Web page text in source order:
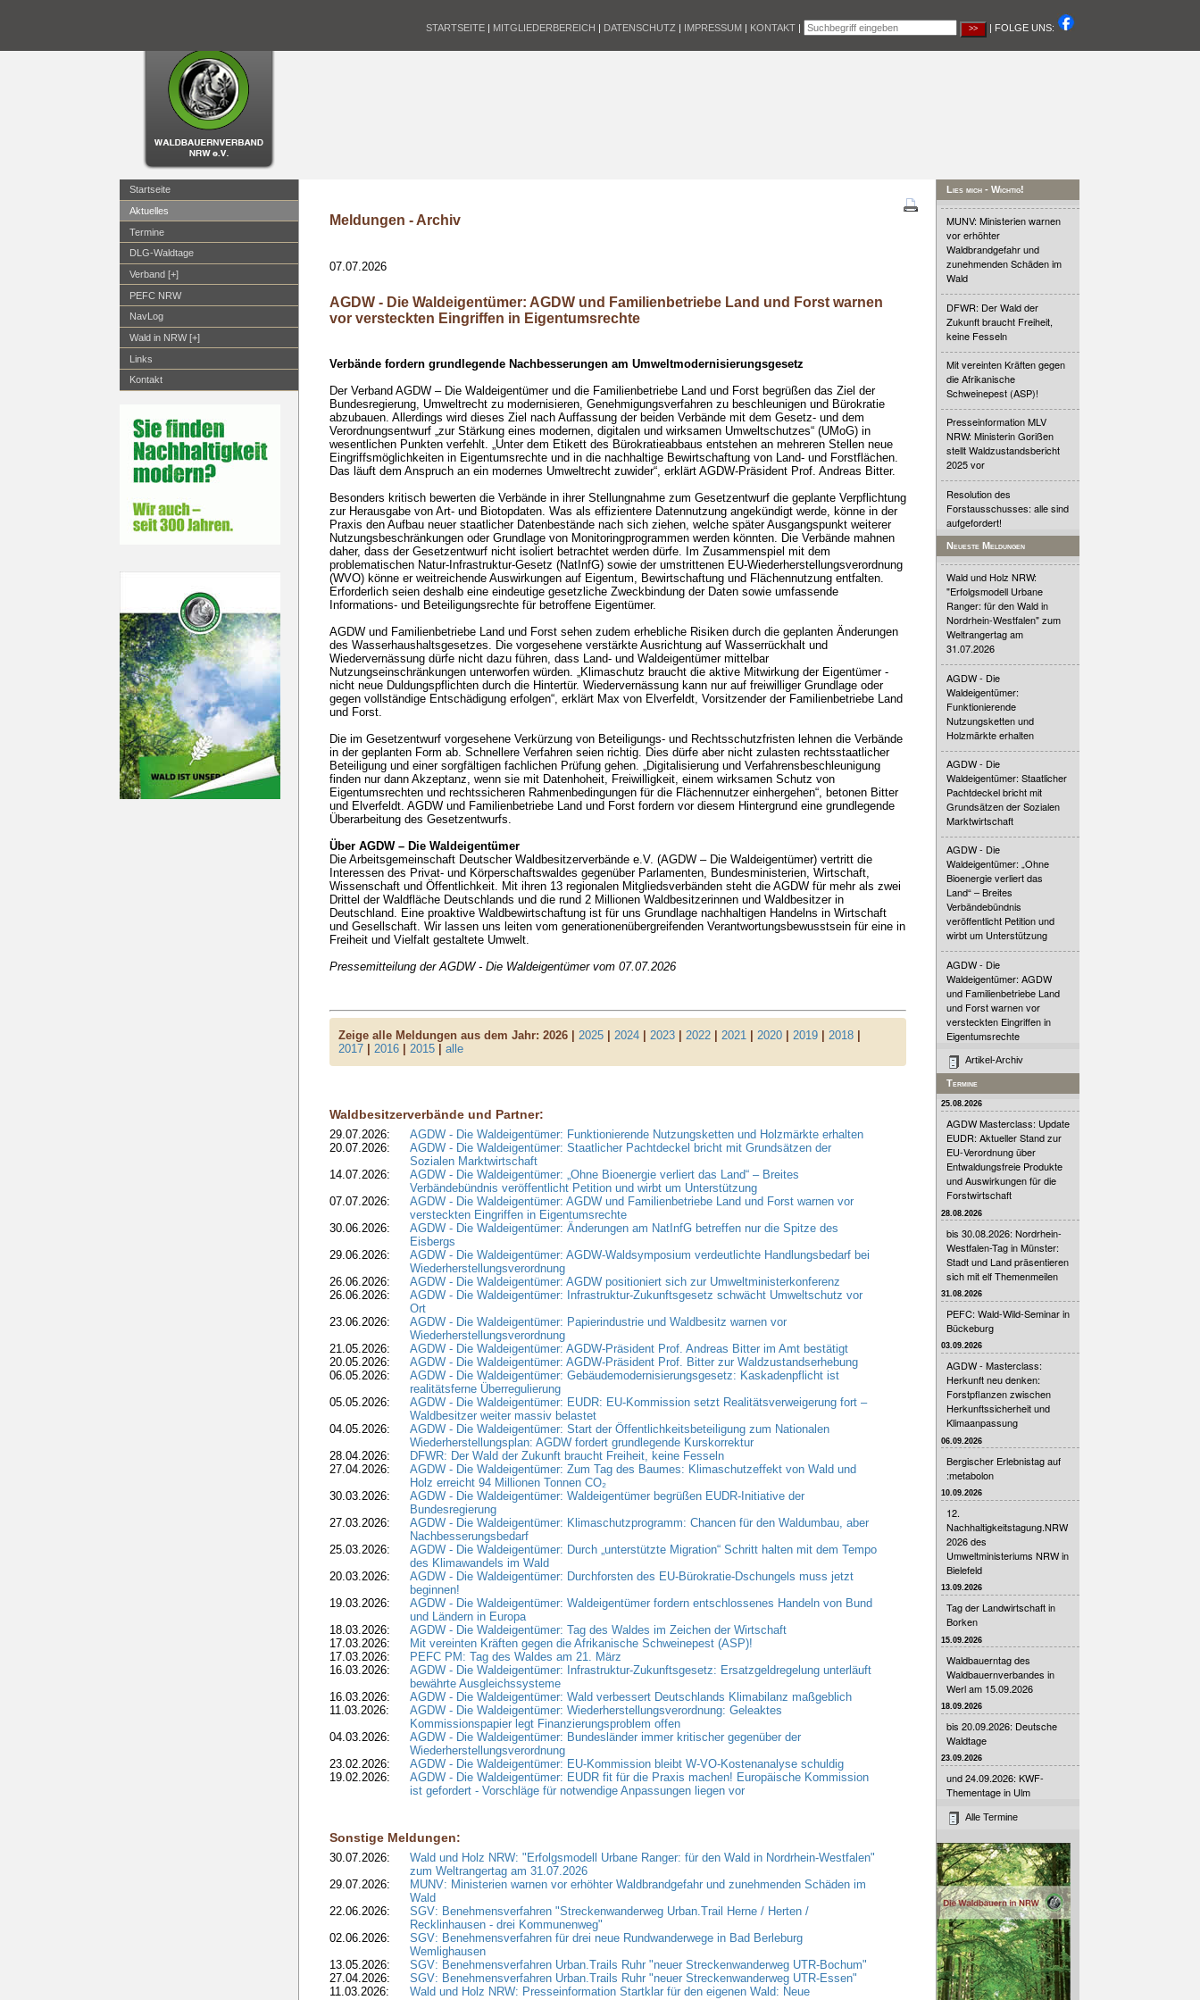
STARTSEITE | MITGLIEDERBEREICH | DATENSCHUTZ | IMPRESSUM | KONTAKT | | FOLGE UNS:
Startseite
Aktuelles
Termine
DLG-Waldtage
Verband [+]
PEFC NRW
NavLog
Wald in NRW [+]
Links
Kontakt
Meldungen - Archiv
07.07.2026
AGDW - Die Waldeigentümer: AGDW und Familienbetriebe Land und Forst warnen
vor versteckten Eingriffen in Eigentumsrechte
Verbände fordern grundlegende Nachbesserungen am Umweltmodernisierungsgesetz
Der Verband AGDW – Die Waldeigentümer und die Familienbetriebe Land und Forst begrüßen das Ziel der
Bundesregierung, Umweltrecht zu modernisieren, Genehmigungsverfahren zu beschleunigen und Bürokratie
abzubauen. Allerdings wird dieses Ziel nach Auffassung der beiden Verbände mit dem Gesetz- und dem
Verordnungsentwurf „zur Stärkung eines modernen, digitalen und wirksamen Umweltschutzes“ (UMoG) in
wesentlichen Punkten verfehlt. „Unter dem Etikett des Bürokratieabbaus entstehen an mehreren Stellen neue
Eingriffsmöglichkeiten in Eigentumsrechte und in die nachhaltige Bewirtschaftung von Land- und Forstflächen.
Das läuft dem Anspruch an ein modernes Umweltrecht zuwider“, erklärt AGDW-Präsident Prof. Andreas Bitter.
Besonders kritisch bewerten die Verbände in ihrer Stellungnahme zum Gesetzentwurf die geplante Verpflichtung
zur Herausgabe von Art- und Biotopdaten. Was als effizientere Datennutzung angekündigt werde, könne in der
Praxis den Aufbau neuer staatlicher Datenbestände nach sich ziehen, welche später Ausgangspunkt weiterer
Nutzungsbeschränkungen oder Grundlage von Monitoringprogrammen werden könnten. Die Verbände mahnen
daher, dass der Gesetzentwurf nicht isoliert betrachtet werden dürfe. Im Zusammenspiel mit dem
problematischen Natur-Infrastruktur-Gesetz (NatInfG) sowie der umstrittenen EU-Wiederherstellungsverordnung
(WVO) könne er weitreichende Auswirkungen auf Eigentum, Bewirtschaftung und Flächennutzung entfalten.
Erforderlich seien deshalb eine eindeutige gesetzliche Zweckbindung der Daten sowie umfassende
Informations- und Beteiligungsrechte für betroffene Eigentümer.
AGDW und Familienbetriebe Land und Forst sehen zudem erhebliche Risiken durch die geplanten Änderungen
des Wasserhaushaltsgesetzes. Die vorgesehene verstärkte Ausrichtung auf Wasserrückhalt und
Wiedervernässung dürfe nicht dazu führen, dass Land- und Waldeigentümer mittelbar
Nutzungseinschränkungen unterworfen würden. „Klimaschutz braucht die aktive Mitwirkung der Eigentümer -
nicht neue Duldungspflichten durch die Hintertür. Wiedervernässung kann nur auf freiwilliger Grundlage oder
gegen vollständige Entschädigung erfolgen“, erklärt Max von Elverfeldt, Vorsitzender der Familienbetriebe Land
und Forst.
Die im Gesetzentwurf vorgesehene Verkürzung von Beteiligungs- und Rechtsschutzfristen lehnen die Verbände
in der geplanten Form ab. Schnellere Verfahren seien richtig. Dies dürfe aber nicht zulasten rechtsstaatlicher
Beteiligung und einer sorgfältigen fachlichen Prüfung gehen. „Digitalisierung und Verfahrensbeschleunigung
finden nur dann Akzeptanz, wenn sie mit Datenhoheit, Freiwilligkeit, einem wirksamen Schutz von
Eigentumsrechten und rechtssicheren Rahmenbedingungen für die Flächennutzer einhergehen“, betonen Bitter
und Elverfeldt. AGDW und Familienbetriebe Land und Forst fordern vor diesem Hintergrund eine grundlegende
Überarbeitung des Gesetzentwurfs.
Über AGDW – Die Waldeigentümer
Die Arbeitsgemeinschaft Deutscher Waldbesitzerverbände e.V. (AGDW – Die Waldeigentümer) vertritt die
Interessen des Privat- und Körperschaftswaldes gegenüber Parlamenten, Bundesministerien, Wirtschaft,
Wissenschaft und Öffentlichkeit. Mit ihren 13 regionalen Mitgliedsverbänden steht die AGDW für mehr als zwei
Drittel der Waldfläche Deutschlands und die rund 2 Millionen Waldbesitzerinnen und Waldbesitzer in
Deutschland. Eine proaktive Waldbewirtschaftung ist für uns Grundlage nachhaltigen Handelns in Wirtschaft
und Gesellschaft. Wir lassen uns leiten vom generationenübergreifenden Verantwortungsbewusstsein für eine in
Freiheit und Vielfalt gestaltete Umwelt.
Pressemitteilung der AGDW - Die Waldeigentümer vom 07.07.2026
Zeige alle Meldungen aus dem Jahr: 2026 | 2025| 2024| 2023| 2022| 2021| 2020| 2019| 2018|
2017| 2016| 2015| alle
Waldbesitzerverbände und Partner:
29.07.2026:
AGDW - Die Waldeigentümer: Funktionierende Nutzungsketten und Holzmärkte erhalten
20.07.2026:
AGDW - Die Waldeigentümer: Staatlicher Pachtdeckel bricht mit Grundsätzen der
Sozialen Marktwirtschaft
14.07.2026:
AGDW - Die Waldeigentümer: „Ohne Bioenergie verliert das Land“ – Breites
Verbändebündnis veröffentlicht Petition und wirbt um Unterstützung
07.07.2026:
AGDW - Die Waldeigentümer: AGDW und Familienbetriebe Land und Forst warnen vor
versteckten Eingriffen in Eigentumsrechte
30.06.2026:
AGDW - Die Waldeigentümer: Änderungen am NatInfG betreffen nur die Spitze des
Eisbergs
29.06.2026:
AGDW - Die Waldeigentümer: AGDW-Waldsymposium verdeutlichte Handlungsbedarf bei
Wiederherstellungsverordnung
26.06.2026:
AGDW - Die Waldeigentümer: AGDW positioniert sich zur Umweltministerkonferenz
26.06.2026:
AGDW - Die Waldeigentümer: Infrastruktur-Zukunftsgesetz schwächt Umweltschutz vor
Ort
23.06.2026:
AGDW - Die Waldeigentümer: Papierindustrie und Waldbesitz warnen vor
Wiederherstellungsverordnung
21.05.2026:
AGDW - Die Waldeigentümer: AGDW-Präsident Prof. Andreas Bitter im Amt bestätigt
20.05.2026:
AGDW - Die Waldeigentümer: AGDW-Präsident Prof. Bitter zur Waldzustandserhebung
06.05.2026:
AGDW - Die Waldeigentümer: Gebäudemodernisierungsgesetz: Kaskadenpflicht ist
realitätsferne Überregulierung
05.05.2026:
AGDW - Die Waldeigentümer: EUDR: EU-Kommission setzt Realitätsverweigerung fort –
Waldbesitzer weiter massiv belastet
04.05.2026:
AGDW - Die Waldeigentümer: Start der Öffentlichkeitsbeteiligung zum Nationalen
Wiederherstellungsplan: AGDW fordert grundlegende Kurskorrektur
28.04.2026:
DFWR: Der Wald der Zukunft braucht Freiheit, keine Fesseln
27.04.2026:
AGDW - Die Waldeigentümer: Zum Tag des Baumes: Klimaschutzeffekt von Wald und
Holz erreicht 94 Millionen Tonnen CO₂
30.03.2026:
AGDW - Die Waldeigentümer: Waldeigentümer begrüßen EUDR-Initiative der
Bundesregierung
27.03.2026:
AGDW - Die Waldeigentümer: Klimaschutzprogramm: Chancen für den Waldumbau, aber
Nachbesserungsbedarf
25.03.2026:
AGDW - Die Waldeigentümer: Durch „unterstützte Migration“ Schritt halten mit dem Tempo
des Klimawandels im Wald
20.03.2026:
AGDW - Die Waldeigentümer: Durchforsten des EU-Bürokratie-Dschungels muss jetzt
beginnen!
19.03.2026:
AGDW - Die Waldeigentümer: Waldeigentümer fordern entschlossenes Handeln von Bund
und Ländern in Europa
18.03.2026:
AGDW - Die Waldeigentümer: Tag des Waldes im Zeichen der Wirtschaft
17.03.2026:
Mit vereinten Kräften gegen die Afrikanische Schweinepest (ASP)!
17.03.2026:
PEFC PM: Tag des Waldes am 21. März
16.03.2026:
AGDW - Die Waldeigentümer: Infrastruktur-Zukunftsgesetz: Ersatzgeldregelung unterläuft
bewährte Ausgleichssysteme
16.03.2026:
AGDW - Die Waldeigentümer: Wald verbessert Deutschlands Klimabilanz maßgeblich
11.03.2026:
AGDW - Die Waldeigentümer: Wiederherstellungsverordnung: Geleaktes
Kommissionspapier legt Finanzierungsproblem offen
04.03.2026:
AGDW - Die Waldeigentümer: Bundesländer immer kritischer gegenüber der
Wiederherstellungsverordnung
23.02.2026:
AGDW - Die Waldeigentümer: EU-Kommission bleibt W-VO-Kostenanalyse schuldig
19.02.2026:
AGDW - Die Waldeigentümer: EUDR fit für die Praxis machen! Europäische Kommission
ist gefordert - Vorschläge für notwendige Anpassungen liegen vor
Sonstige Meldungen:
30.07.2026:
Wald und Holz NRW: "Erfolgsmodell Urbane Ranger: für den Wald in Nordrhein-Westfalen"
zum Weltrangertag am 31.07.2026
29.07.2026:
MUNV: Ministerien warnen vor erhöhter Waldbrandgefahr und zunehmenden Schäden im
Wald
22.06.2026:
SGV: Benehmensverfahren "Streckenwanderweg Urban.Trail Herne / Herten /
Recklinhausen - drei Kommunenweg"
02.06.2026:
SGV: Benehmensverfahren für drei neue Rundwanderwege in Bad Berleburg
Wemlighausen
13.05.2026:
SGV: Benehmensverfahren Urban.Trails Ruhr "neuer Streckenwanderweg UTR-Bochum"
27.04.2026:
SGV: Benehmensverfahren Urban.Trails Ruhr "neuer Streckenwanderweg UTR-Essen"
11.03.2026:
Wald und Holz NRW: Presseinformation Startklar für den eigenen Wald: Neue
Lies mich - Wichtig!
MUNV: Ministerien warnen
vor erhöhter
Waldbrandgefahr und
zunehmenden Schäden im
Wald
DFWR: Der Wald der
Zukunft braucht Freiheit,
keine Fesseln
Mit vereinten Kräften gegen
die Afrikanische
Schweinepest (ASP)!
Presseinformation MLV
NRW: Ministerin Gorißen
stellt Waldzustandsbericht
2025 vor
Resolution des
Forstausschusses: alle sind
aufgefordert!
Neueste Meldungen
Wald und Holz NRW:
"Erfolgsmodell Urbane
Ranger: für den Wald in
Nordrhein-Westfalen" zum
Weltrangertag am
31.07.2026
AGDW - Die
Waldeigentümer:
Funktionierende
Nutzungsketten und
Holzmärkte erhalten
AGDW - Die
Waldeigentümer: Staatlicher
Pachtdeckel bricht mit
Grundsätzen der Sozialen
Marktwirtschaft
AGDW - Die
Waldeigentümer: „Ohne
Bioenergie verliert das
Land“ – Breites
Verbändebündnis
veröffentlicht Petition und
wirbt um Unterstützung
AGDW - Die
Waldeigentümer: AGDW
und Familienbetriebe Land
und Forst warnen vor
versteckten Eingriffen in
Eigentumsrechte
Artikel-Archiv
Termine
25.08.2026
AGDW Masterclass: Update
EUDR: Aktueller Stand zur
EU-Verordnung über
Entwaldungsfreie Produkte
und Auswirkungen für die
Forstwirtschaft
28.08.2026
bis 30.08.2026: Nordrhein-
Westfalen-Tag in Münster:
Stadt und Land präsentieren
sich mit elf Themenmeilen
31.08.2026
PEFC: Wald-Wild-Seminar in
Bückeburg
03.09.2026
AGDW - Masterclass:
Herkunft neu denken:
Forstpflanzen zwischen
Herkunftssicherheit und
Klimaanpassung
06.09.2026
Bergischer Erlebnistag auf
:metabolon
10.09.2026
12.
Nachhaltigkeitstagung.NRW
2026 des
Umweltministeriums NRW in
Bielefeld
13.09.2026
Tag der Landwirtschaft in
Borken
15.09.2026
Waldbauerntag des
Waldbauernverbandes in
Werl am 15.09.2026
18.09.2026
bis 20.09.2026: Deutsche
Waldtage
23.09.2026
und 24.09.2026: KWF-
Thementage in Ulm
Alle Termine